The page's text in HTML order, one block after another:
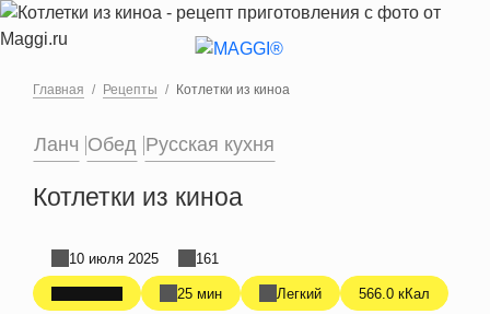
Перейти к основному содержанию
Главная Рецепты Котлетки из киноа
Ланч Обед Русская кухня
Котлетки из киноа
25 мин Легкий 566.0 кКал
10 июля 2025 161